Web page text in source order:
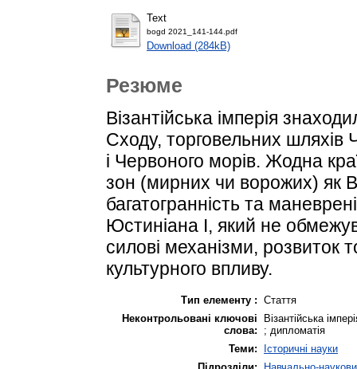
Text
bogd 2021_141-144.pdf
Download (284kB)
Резюме
Візантійська імперія
Сходу, торговельних
і Червоного морів. Жодна
зон (мирних чи ворожих) як
багатогранність та
Юстиніана І, який не
силові механізми, розвиток
культурного впливу.
Тип елементу : Стаття
Неконтрольовані ключові
слова:
Візантійська
; дипломатія
Теми:
Історичні науки